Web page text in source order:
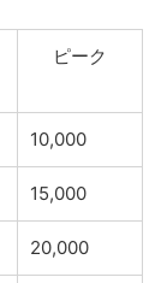
ピーク
10,000
15,000
20,000